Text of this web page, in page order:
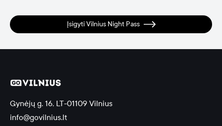
Įsigyti Vilnius Night Pass
Gynėjų g. 16, LT-01109 Vilnius
info@govilnius.lt